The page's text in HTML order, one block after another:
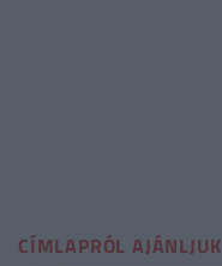
CÍMLAPRÓL AJÁNLJUK